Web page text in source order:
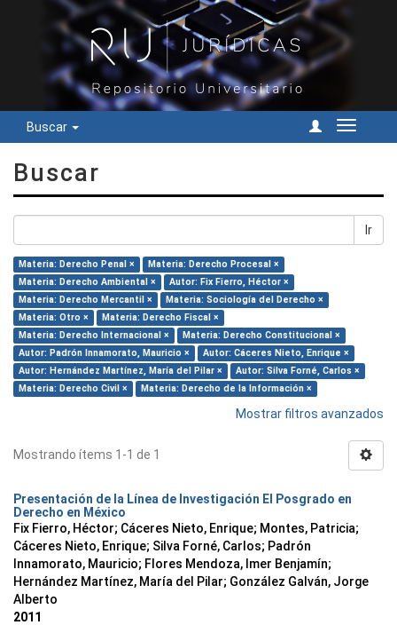
Buscar
Cambiar
Buscar
Ir
Materia: Derecho Penal ×
Materia: Derecho Procesal ×
Materia: Derecho Ambiental ×
Autor: Fix Fierro, Héctor ×
Materia: Derecho Mercantil ×
Materia: Sociología del Derecho ×
Materia: Otro ×
Materia: Derecho Fiscal ×
Materia: Derecho Internacional ×
Materia: Derecho Constitucional ×
Autor: Padrón Innamorato, Mauricio ×
Autor: Cáceres Nieto, Enrique ×
Autor: Hernández Martínez, María del Pilar ×
Autor: Silva Forné, Carlos ×
Materia: Derecho Civil ×
Materia: Derecho de la Información ×
Mostrar filtros avanzados
Mostrando ítems 1-1 de 1
Presentación de la Línea de Investigación El Posgrado en
Derecho en México
Fix Fierro, Héctor; Cáceres Nieto, Enrique; Montes, Patricia;
Cáceres Nieto, Enrique; Silva Forné, Carlos; Padrón
Innamorato, Mauricio; Flores Mendoza, Imer Benjamín;
Hernández Martínez, María del Pilar; González Galván, Jorge
Alberto
2011